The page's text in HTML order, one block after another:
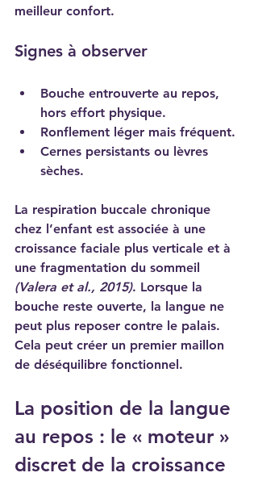
meilleur confort.
Signes à observer
Bouche entrouverte au repos,
hors effort physique.
Ronflement léger mais fréquent.
Cernes persistants ou lèvres
sèches.
La respiration buccale chronique
chez l’enfant est associée à une
croissance faciale plus verticale et à
une fragmentation du sommeil
(Valera et al., 2015). Lorsque la
bouche reste ouverte, la langue ne
peut plus reposer contre le palais.
Cela peut créer un premier maillon
de déséquilibre fonctionnel.
La position de la langue
au repos : le « moteur »
discret de la croissance